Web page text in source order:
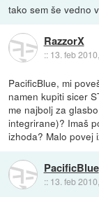
tako sem še vedno
RazzorX
:: 13. feb
PacificBlue, mi
namen kupiti sicer
me najbolj za
integrirane)? Imaš
izhoda? Malo povej
PacificBlue
:: 13. feb